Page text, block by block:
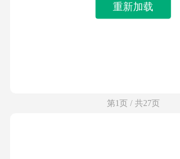
重新加载
第1页 / 共27页